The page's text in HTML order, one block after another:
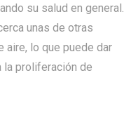
su salud en general.
unas de otras
aire, lo que puede dar
la proliferación de